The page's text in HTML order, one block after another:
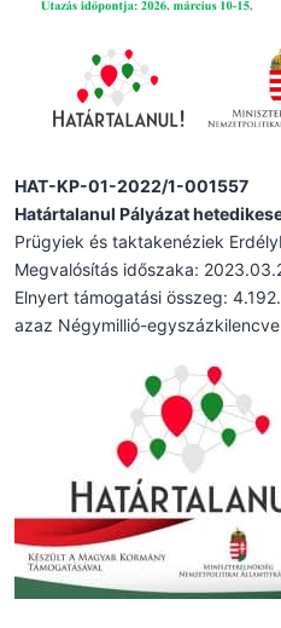
HAT-KP-01-2022/1-001557
Határtalanul Pályázat
Prügyiek és taktakenéziek
Megvalósítás időszaka:
Elnyert támogatási összeg:
azaz Négymillió-